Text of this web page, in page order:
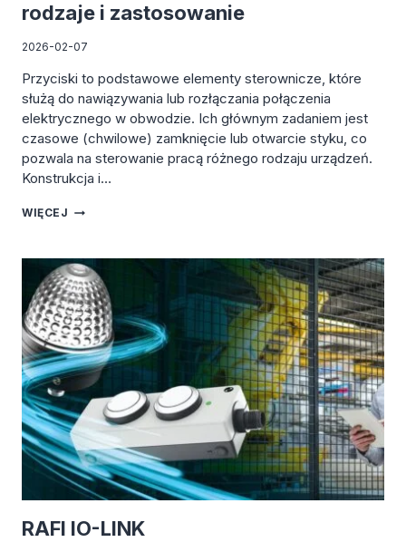
rodzaje i zastosowanie
2026-02-07
Przyciski to podstawowe elementy sterownicze, które
służą do nawiązywania lub rozłączania połączenia
elektrycznego w obwodzie. Ich głównym zadaniem jest
czasowe (chwilowe) zamknięcie lub otwarcie styku, co
pozwala na sterowanie pracą różnego rodzaju urządzeń.
Konstrukcja i…
WIĘCEJ RAFI
DZIAŁANIA,
RODZAJE
I
ZASTOSOWANIE
RAFI IO-LINK